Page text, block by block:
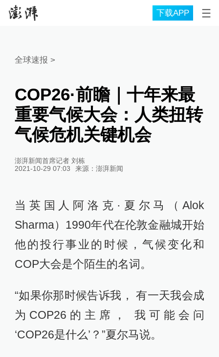
下载APP
全球速报 >
COP26·前瞻｜十年来最
重要气候大会：人类扭转
气候危机关键机会
澎湃新闻首席记者 刘栋
2021-10-29 07:03
来源： 澎湃新闻
当英国人阿洛克·夏尔马（Alok
Sharma）1990年代在伦敦金融城开始
他的投行事业的时候，气候变化和
COP大会是个陌生的名词。
“如果你那时候告诉我， 有一天我会成
为COP26的主席， 我可能会问
‘COP26是什么’？”夏尔马说。